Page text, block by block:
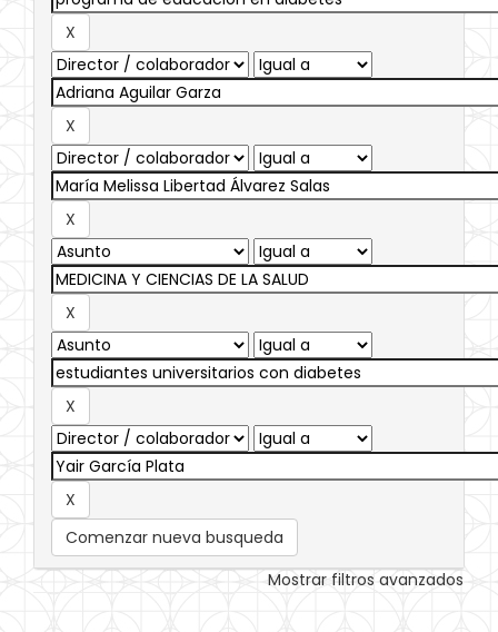
Comenzar nueva busqueda
Mostrar filtros avanzados